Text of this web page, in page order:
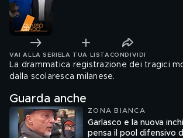
VAI ALLA SERIE LA TUA LISTA CONDIVIDI
La drammatica registrazione dei tragici
dalla scolaresca milanese.
Guarda anche
ZONA BIANCA
Garlasco e la nuova
pensa il pool difensivo